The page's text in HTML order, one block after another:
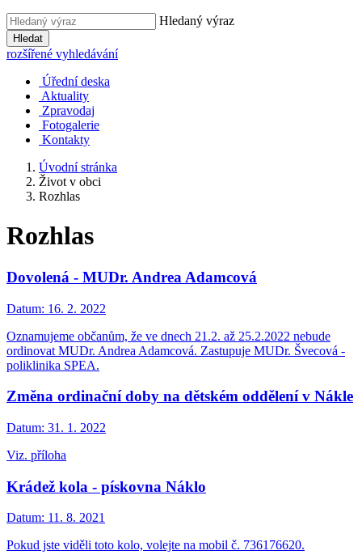
Hledaný výraz
Hledat
rozšířené vyhledávání
Úřední deska
Aktuality
Zpravodaj
Fotogalerie
Kontakty
Úvodní stránka
Život v obci
Rozhlas
Rozhlas
Dovolená - MUDr. Andrea Adamcová
Datum: 16. 2. 2022
Oznamujeme občanům, že ve dnech 21.2. až 25.2.2022 nebude
ordinovat MUDr. Andrea Adamcová. Zastupuje MUDr. Švecová -
poliklinika SPEA.
Změna ordinační doby na dětském oddělení v Nákle
Datum: 31. 1. 2022
Viz. příloha
Krádež kola - pískovna Náklo
Datum: 11. 8. 2021
Pokud jste viděli toto kolo, volejte na mobil č. 736176620.